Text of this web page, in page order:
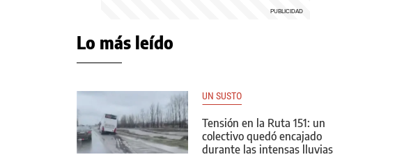
Lo más leído
UN SUSTO
Tensión en la Ruta 151: un
colectivo quedó encajado
durante las intensas lluvias